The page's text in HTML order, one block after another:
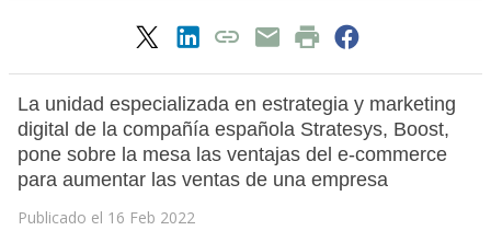
La unidad especializada en estrategia y marketing
digital de la compañía española Stratesys, Boost,
pone sobre la mesa las ventajas del e-commerce
para aumentar las ventas de una empresa
Publicado el 16 Feb 2022